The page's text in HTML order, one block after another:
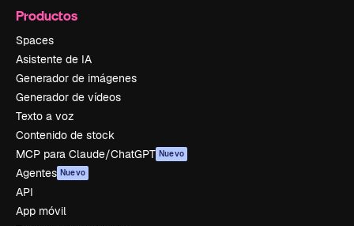
Productos
Spaces
Asistente de IA
Generador de imágenes
Generador de vídeos
Texto a voz
Contenido de stock
MCP para Claude/ChatGPT Nuevo
Agentes Nuevo
API
App móvil